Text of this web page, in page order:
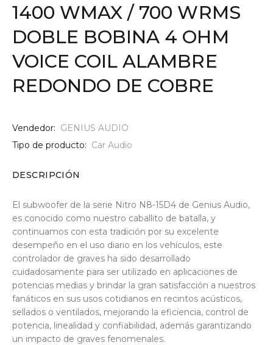
1400 WMAX / 700 WRMS
DOBLE BOBINA 4 OHM
VOICE COIL ALAMBRE
REDONDO DE COBRE
Vendedor: GENIUS AUDIO
Tipo de producto: Car Audio
DESCRIPCIÓN
El subwoofer de la serie Nitro N8-15D4 de Genius Audio,
es conocido como nuestro caballito de batalla, y
continuamos con esta tradición por su excelente
desempeño en el uso diario en los vehículos, este
controlador de graves ha sido desarrollado
cuidadosamente para ser utilizado en aplicaciones de
potencias medias y brindar la gran satisfacción a nuestros
fanáticos en sus usos cotidianos en recintos acústicos,
sellados o ventilados, mejorando la eficiencia, control de
potencia, linealidad y confiabilidad, además garantizando
un impacto de graves fenomenales.